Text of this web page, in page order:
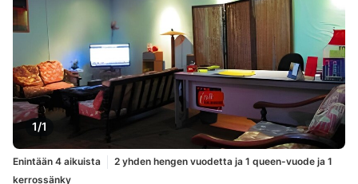
1/1
Enintään 4 aikuista
2 yhden hengen vuodetta ja 1 queen-vuode ja 1
kerrossänky